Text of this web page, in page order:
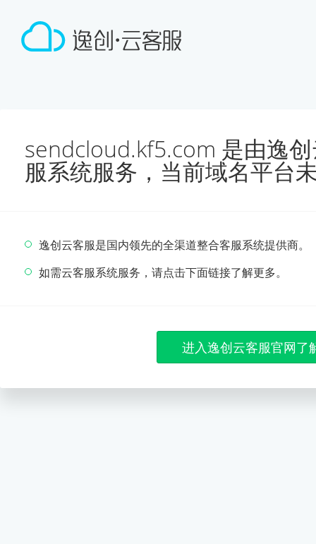
sendcloud.kf5.com 是由逸
服系统服务，当前域名平台
逸创云客服是国内领先的全渠道整合客服系统提供商。
如需云客服系统服务，请点击下面链接了解更多。
进入逸创云客服官网了